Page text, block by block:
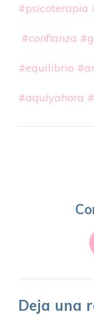
#psicoterapia
#confianza
#equilibrio
#aquíyahora
Deja una